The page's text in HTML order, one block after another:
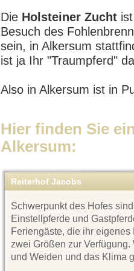
Die Holsteiner Zucht
Besuch des
sein, in Alkersum
ist ja Ihr "Traumpferd"
Also in Alkersum ist in
Hier finden Sie
Alkersum:
Reiterhof Jacobs
Schwerpunkt des Hofes
Einstellpferde und
Feriengäste, die ihr
zwei Größen zur
und Weiden und das Klima